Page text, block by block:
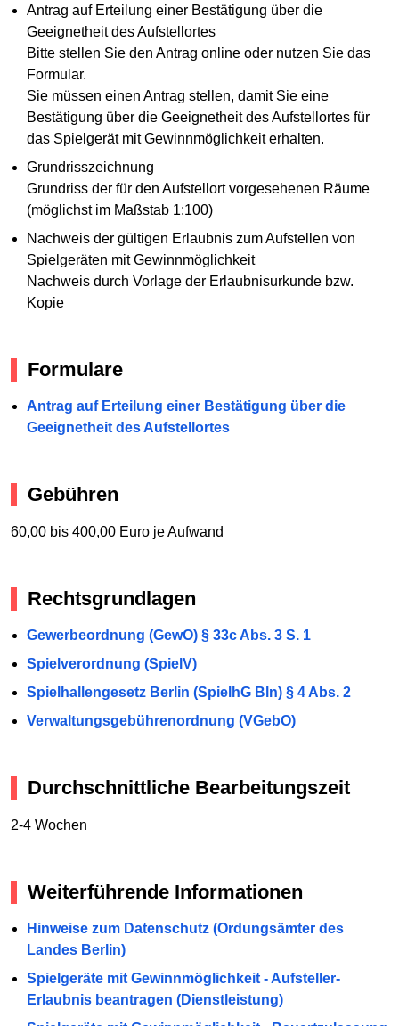
Antrag auf Erteilung einer Bestätigung über die
Geeignetheit des Aufstellortes
Bitte stellen Sie den Antrag online oder nutzen Sie das
Formular.
Sie müssen einen Antrag stellen, damit Sie eine
Bestätigung über die Geeignetheit des Aufstellortes für
das Spielgerät mit Gewinnmöglichkeit erhalten.
Grundrisszeichnung
Grundriss der für den Aufstellort vorgesehenen Räume
(möglichst im Maßstab 1:100)
Nachweis der gültigen Erlaubnis zum Aufstellen von
Spielgeräten mit Gewinnmöglichkeit
Nachweis durch Vorlage der Erlaubnisurkunde bzw.
Kopie
Formulare
Antrag auf Erteilung einer Bestätigung über die
Geeignetheit des Aufstellortes
Gebühren
60,00 bis 400,00 Euro je Aufwand
Rechtsgrundlagen
Gewerbeordnung (GewO) § 33c Abs. 3 S. 1
Spielverordnung (SpielV)
Spielhallengesetz Berlin (SpielhG Bln) § 4 Abs. 2
Verwaltungsgebührenordnung (VGebO)
Durchschnittliche Bearbeitungszeit
2-4 Wochen
Weiterführende Informationen
Hinweise zum Datenschutz (Ordungsämter des
Landes Berlin)
Spielgeräte mit Gewinnmöglichkeit - Aufsteller-
Erlaubnis beantragen (Dienstleistung)